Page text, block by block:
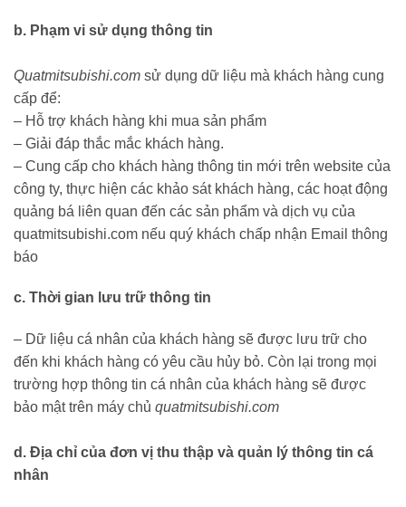
b. Phạm vi sử dụng thông tin
Quatmitsubishi.com sử dụng dữ liệu mà khách hàng cung
cấp để:
– Hỗ trợ khách hàng khi mua sản phẩm
– Giải đáp thắc mắc khách hàng.
– Cung cấp cho khách hàng thông tin mới trên website của
công ty, thực hiện các khảo sát khách hàng, các hoạt động
quảng bá liên quan đến các sản phẩm và dịch vụ của
quatmitsubishi.com nếu quý khách chấp nhận Email thông
báo
c. Thời gian lưu trữ thông tin
– Dữ liệu cá nhân của khách hàng sẽ được lưu trữ cho
đến khi khách hàng có yêu cầu hủy bỏ. Còn lại trong mọi
trường hợp thông tin cá nhân của khách hàng sẽ được
bảo mật trên máy chủ quatmitsubishi.com
d. Địa chỉ của đơn vị thu thập và quản lý thông tin cá
nhân